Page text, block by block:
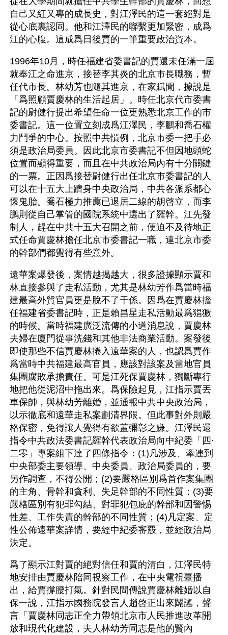
自己又紅又專的成長史，對江澤民的這一套絕對是
從心底裏認同。他和江澤民的聯繫更加緊密，成爲
江的心腹。這成爲日後賈的一筆重要政治資本。
1996年10月，時任福建省委書記的賈還未任滿一屆
就奉江之命進京，接替李其炎的北京市長職務，暫
任代市長。林幼芳也隨其進京，在家賦閒，據說是
「爲照顧賈慶林的生活起居」。時任北京代市委書
記的尉健行提出希望任命一位更熟悉北京工作的市
委書記。這一位置立刻成爲江澤民，李鵬和喬石權
力鬥爭的中心。按照中共慣例，北京市委一把手必
須是政治局委員。因此北京市委書記不但因地頭蛇
位置而顯得重要，而且在中共政治局內有十分關鍵
的一票。正因爲接替尉健行出任北京市委書記的人
可以在十五大上躋身中央政治局，中共各派系都心
懷鬼胎。喬石極力推薦已退居二線的胡啓立，而李
鵬則從自己掌管的國院系統中選出了羅幹。江先發
制人，趕在中共十五大召開之前，便迫不及待地正
式任命賈慶林擔任北京市委書記一職，連北京市委
的幹部們都覺得有些意外。
遠華案爆發後，案情越揭越大，很多證據顯示賈和
林直接參與了走私活動，尤其是林幼芳作爲當時福
建最高外貿官員更是脫不了干係。因爲在賈慶林擔
任福建省委書記時，正是賴昌星走私活動最爲猖獗
的時候。當時福建廣泛流傳的小道消息說，賈慶林
夫婦在廈門從事洗錢和其他非法商業活動。案發後
即使那些不信賈慶林捲入遠華案的人，也認爲賈作
爲當時中共福建最高官員，應該對該案及當地官員
集團腐敗承擔責任。可是江死保賈慶林，獨斷專行
地把他從泥沼中拖出來。爲保險起見，江指示賈丟
車保帥，與林幼芳離婚，並通報中共中央政治局，
以示徹底和遠華走私案劃清界限。但此事對外則嚴
格保密，免得讓人覺得有欲蓋彌彰之嫌。江澤民還
指令中共政法委書記羅幹代表政治局向中紀委「四·
二零」專案組下達了四條指令：(1)凡涉及、牽連到
中央部委主要領導、中央委員、政治局委員的，要
另作調查，不得公開；(2)要嚴格區別爲首作案集團
的主角、骨幹和貪利、失足幹部的不同性質；(3)要
嚴格區別有犯罪勾結、對罪犯包庇的幹部和因警惕
性差、工作失責的幹部的不同性質；(4)凡定案、定
性公佈遠華案詳情，要經中紀委審覈，並經政治局
決定。
爲了顯示江對賈的絕對信任和賈的清白，江澤民特
地安排由賈慶林陪同視察工作，在中央電視臺播
出，給賈撐腰打氣。針對民間傳說賈慶林離婚以自
保一說，江指示國務院發言人趙啓正出來闢謠，聲
言「賈慶林同志正全力帶領北京市人民推進改革開
放和現代化建設，夫人林幼芳同志是他的賢內